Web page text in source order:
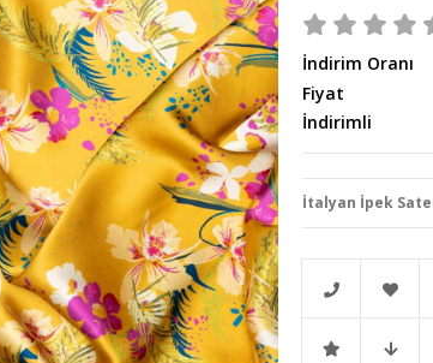
İndirim Oranı
Fiyat
İndirimli
İtalyan İpek
Telefonla Favorilere